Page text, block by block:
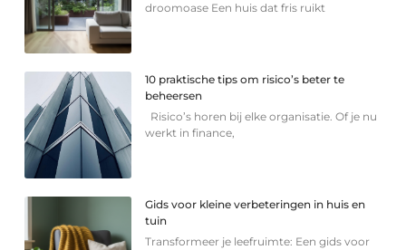
droomoase Een huis dat fris ruikt
10 praktische tips om risico’s beter te
beheersen
Risico’s horen bij elke organisatie. Of je nu
werkt in finance,
Gids voor kleine verbeteringen in huis en
tuin
Transformeer je leefruimte: Een gids voor